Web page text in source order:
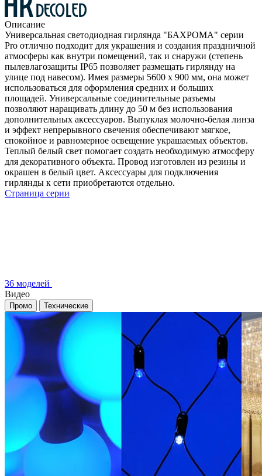
Описание
Универсальная светодиодная гирлянда "БАХРОМА" серии
Pro отлично подходит для украшения и создания праздничной
атмосферы как внутри помещений, так и снаружи (степень
пылевлагозащиты IP65 позволяет размещать гирлянду на
улице под навесом). Имея размеры 5600 x 900 мм, она может
использоваться для оформления средних и больших
площадей. Универсальные соединительные разъемы
позволяют наращивать длину до 50 м без использования
дополнительных аксессуаров. Выпуклая молочно-белая линза
и эффект непрерывного свечения обеспечивают мягкое,
спокойное и равномерное освещение украшаемых объектов.
Теплый белый свет помогает создать необходимую атмосферу
для декоративного объекта. Провод изготовлен из резины и
окрашен в белый цвет. Аксессуары для подключения
гирлянды к сети приобретаются отдельно.
Страница серии
36 моделей
Видео
Промо Технические